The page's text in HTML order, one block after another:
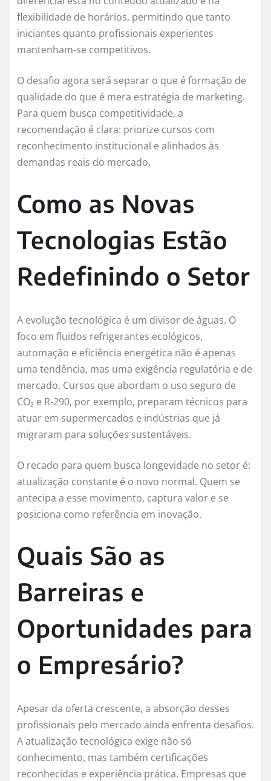
flexibilidade de horários, permitindo que tanto
iniciantes quanto profissionais experientes
mantenham-se competitivos.
O desafio agora será separar o que é formação de
qualidade do que é mera estratégia de marketing.
Para quem busca competitividade, a
recomendação é clara: priorize cursos com
reconhecimento institucional e alinhados às
demandas reais do mercado.
Como as Novas
Tecnologias Estão
Redefinindo o Setor
A evolução tecnológica é um divisor de águas. O
foco em fluidos refrigerantes ecológicos,
automação e eficiência energética não é apenas
uma tendência, mas uma exigência regulatória e de
mercado. Cursos que abordam o uso seguro de
CO₂ e R-290, por exemplo, preparam técnicos para
atuar em supermercados e indústrias que já
migraram para soluções sustentáveis.
O recado para quem busca longevidade no setor é:
atualização constante é o novo normal. Quem se
antecipa a esse movimento, captura valor e se
posiciona como referência em inovação.
Quais São as
Barreiras e
Oportunidades para
o Empresário?
Apesar da oferta crescente, a absorção desses
profissionais pelo mercado ainda enfrenta desafios.
A atualização tecnológica exige não só
conhecimento, mas também certificações
reconhecidas e experiência prática. Empresas que